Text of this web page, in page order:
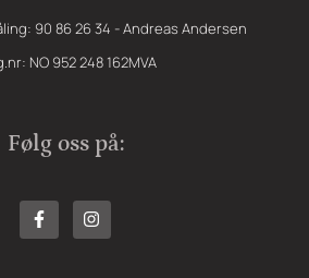
90 86 26 34 - Andreas Andersen
NO 952 248 162MVA
Følg oss på: